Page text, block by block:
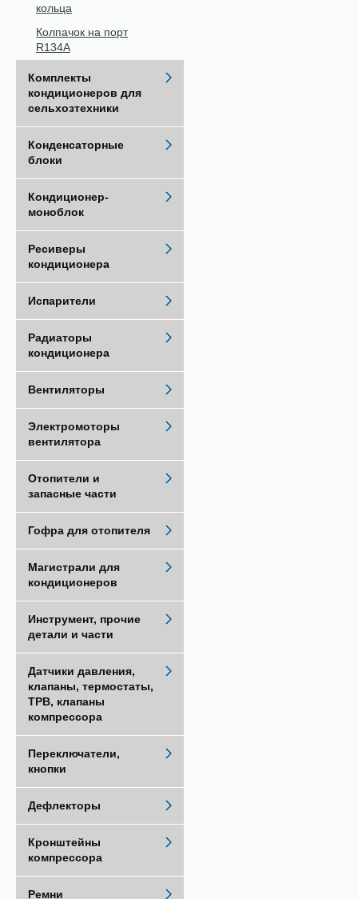
кольца
Колпачок на порт
R134A
Комплекты
кондиционеров для
сельхозтехники
Конденсаторные
блоки
Кондиционер-
моноблок
Ресиверы
кондиционера
Испарители
Радиаторы
кондиционера
Вентиляторы
Электромоторы
вентилятора
Отопители и
запасные части
Гофра для отопителя
Магистрали для
кондиционеров
Инструмент, прочие
детали и части
Датчики давления,
клапаны, термостаты,
ТРВ, клапаны
компрессора
Переключатели,
кнопки
Дефлекторы
Кронштейны
компрессора
Ремни